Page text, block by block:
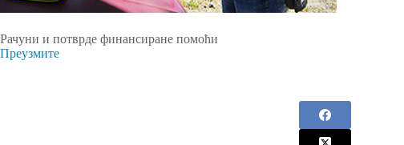
Рачуни и потврде финансиране помоћи
Преузмите